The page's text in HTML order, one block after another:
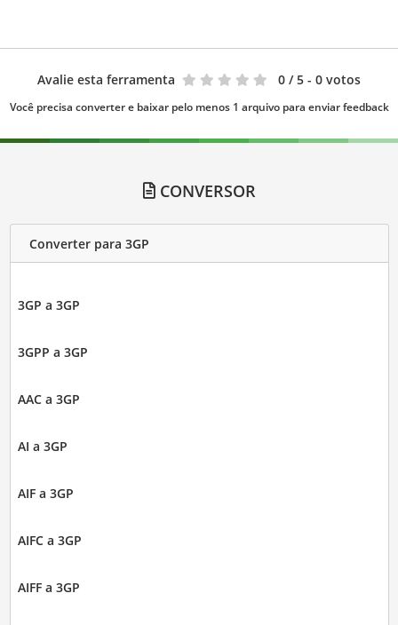
Avalie esta ferramenta 0 / 5 - 0 votos
Você precisa converter e baixar pelo menos 1 arquivo para enviar feedback
CONVERSOR
Converter para 3GP
3GP a 3GP
3GPP a 3GP
AAC a 3GP
AI a 3GP
AIF a 3GP
AIFC a 3GP
AIFF a 3GP